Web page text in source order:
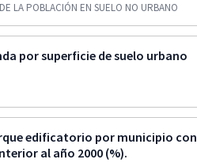
LA POBLACIÓN EN SUELO NO URBANO
por superficie de suelo urbano
edificatorio por municipio con
al año 2000 (%).